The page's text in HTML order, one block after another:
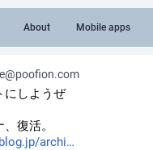
About Mobile apps
にしようぜ
、復活。
archi